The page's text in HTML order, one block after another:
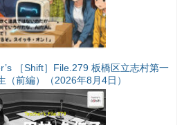
［Shift］File.279 板橋区立志村第一
前編）（2026年8月4日）